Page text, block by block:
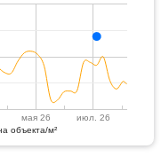
объекта/м²
мая 26 июл. 26